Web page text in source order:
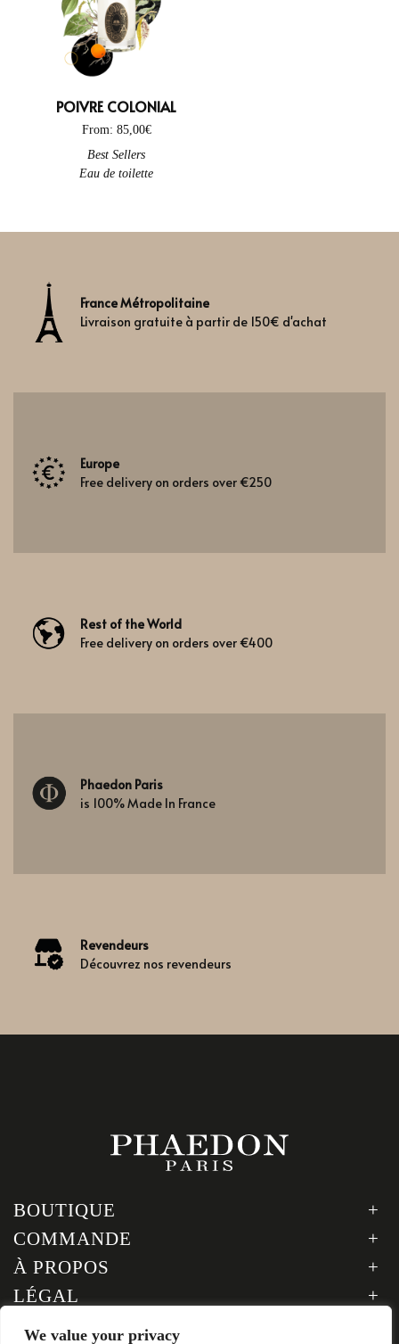
We value your privacy
POIVRE COLONIAL
From: 85,00€
This product has multiple variants. The options may be chosen
Best Sellers
Eau de toilette
France Métropolitaine
Livraison gratuite à partir de 150€ d'achat
Europe
Free delivery on orders over €250
Rest of the World
Free delivery on orders over €400
Phaedon Paris
is 100% Made In France
Revendeurs
Découvrez nos revendeurs
BOUTIQUE
COMMANDE
À PROPOS
LÉGAL
SUIVEZ-NOUS